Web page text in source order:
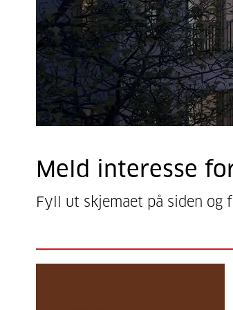
Meld interesse
Fyll ut skjemaet på siden